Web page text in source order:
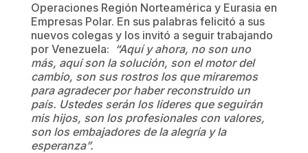
Operaciones Región Norteamérica y Eurasia en
Empresas Polar. En sus palabras felicitó a sus
nuevos colegas y los invitó a seguir trabajando
por Venezuela: “Aquí y ahora, no son uno
más, aquí son la solución, son el motor del
cambio, son sus rostros los que miraremos
para agradecer por haber reconstruido un
país. Ustedes serán los líderes que seguirán
mis hijos, son los profesionales con valores,
son los embajadores de la alegría y la
esperanza”.